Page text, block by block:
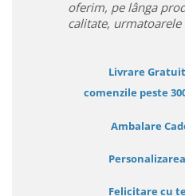
oferim, pe lânga
calitate,
Livrare
comenzile peste
Ambalare
Felicitare cu